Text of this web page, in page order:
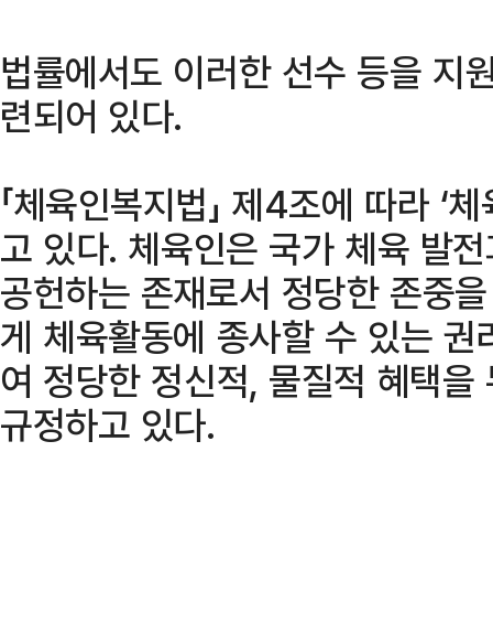
법률에서도 이러한 선수 등을 지
련되어 있다.
「체육인복지법」 제4조에 따라 ‘
고 있다. 체육인은 국가 체육 발
공헌하는 존재로서 정당한 존중
게 체육활동에 종사할 수 있는
여 정당한 정신적, 물질적 혜택
규정하고 있다.